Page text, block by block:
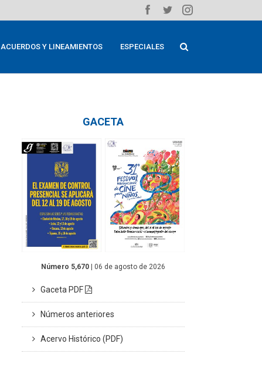
ACUERDOS Y LINEAMIENTOS ESPECIALES
GACETA
Número 5,670 | 06 de agosto de 2026
Gaceta PDF
Números anteriores
Acervo Histórico (PDF)